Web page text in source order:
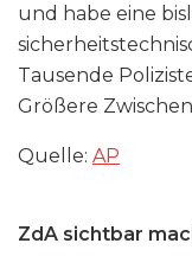
und habe eine
Tausende
Größere
Quelle: AP
ZdA sichtbar